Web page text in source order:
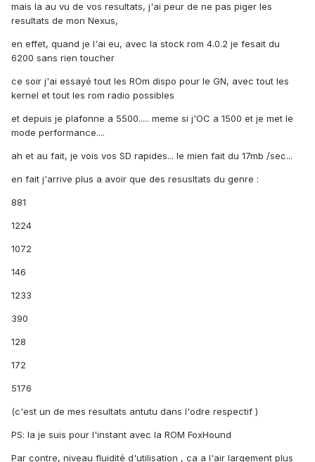
mais la au vu de vos resultats, j'ai peur de ne pas piger les
resultats de mon Nexus,
en effet, quand je l'ai eu, avec la stock rom 4.0.2 je fesait du
6200 sans rien toucher
ce soir j'ai essayé tout les ROm dispo pour le GN, avec tout les
kernel et tout les rom radio possibles
et depuis je plafonne a 5500..... meme si j'OC a 1500 et je met le
mode performance....
ah et au fait, je vois vos SD rapides... le mien fait du 17mb /sec...
en fait j'arrive plus a avoir que des resusltats du genre :
881
1224
1072
146
1233
390
128
172
5176
(c'est un de mes resultats antutu dans l'odre respectif )
PS: la je suis pour l'instant avec la ROM FoxHound
Par contre, niveau fluidité d'utilisation , ca a l'air largement plus